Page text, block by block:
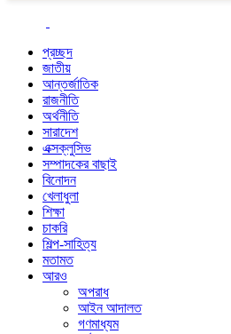
প্রচ্ছদ
জাতীয়
আন্তর্জাতিক
রাজনীতি
অর্থনীতি
সারাদেশ
এক্সক্লুসিভ
সম্পাদকের বাছাই
বিনোদন
খেলাধুলা
শিক্ষা
চাকরি
শিল্প-সাহিত্য
মতামত
আরও
অপরাধ
আইন আদালত
গণমাধ্যম